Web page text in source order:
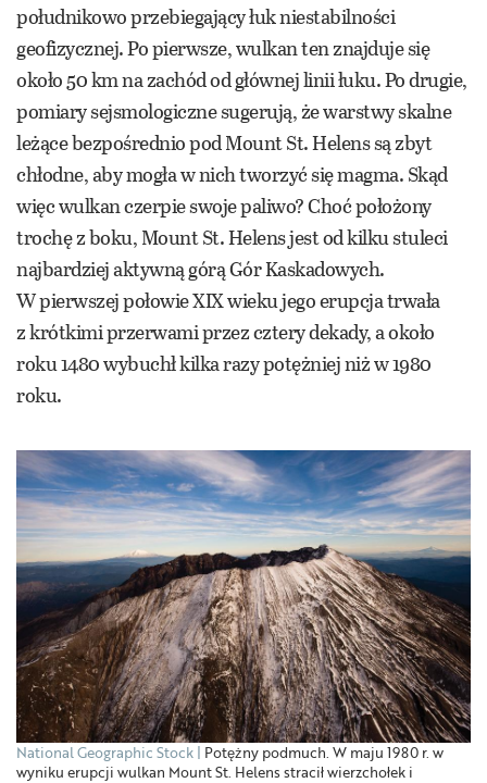
południkowo przebiegający łuk niestabilności
geofizycznej. Po pierwsze, wulkan ten znajduje się
około 50 km na zachód od głównej linii łuku. Po drugie,
pomiary sejsmologiczne sugerują, że warstwy skalne
leżące bezpośrednio pod Mount St. Helens są zbyt
chłodne, aby mogła w nich tworzyć się magma. Skąd
więc wulkan czerpie swoje paliwo? Choć położony
trochę z boku, Mount St. Helens jest od kilku stuleci
najbardziej aktywną górą Gór Kaskadowych.
W pierwszej połowie XIX wieku jego erupcja trwała
z krótkimi przerwami przez cztery dekady, a około
roku 1480 wybuchł kilka razy potężniej niż w 1980
roku.
National Geographic Stock Potężny podmuch. W maju 1980 r. w
wyniku erupcji wulkan Mount St. Helens stracił wierzchołek i